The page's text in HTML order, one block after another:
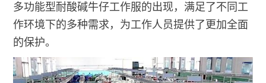
多功能型耐酸碱牛仔工作服的出现，满足了不同工
作环境下的多种需求，为工作人员提供了更加全面
的保护。